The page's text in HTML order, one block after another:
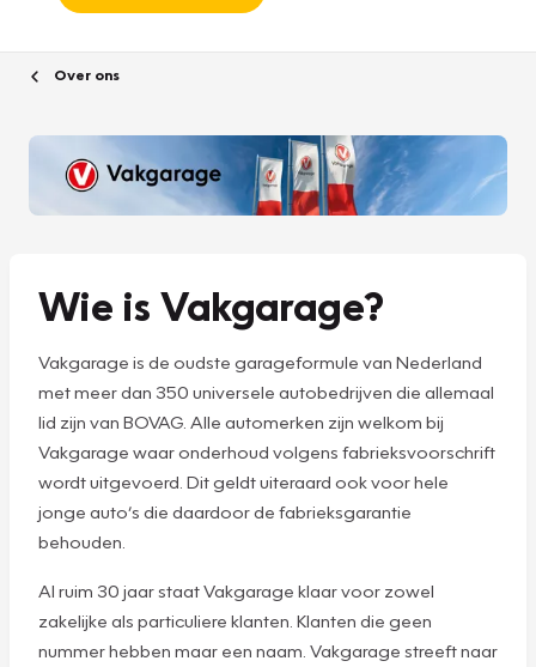
Over ons
Wie is Vakgarage?
Vakgarage is de oudste garageformule van Nederland
met meer dan 350 universele autobedrijven die allemaal
lid zijn van BOVAG. Alle automerken zijn welkom bij
Vakgarage waar onderhoud volgens fabrieksvoorschrift
wordt uitgevoerd. Dit geldt uiteraard ook voor hele
jonge auto’s die daardoor de fabrieksgarantie
behouden.
Al ruim 30 jaar staat Vakgarage klaar voor zowel
zakelijke als particuliere klanten. Klanten die geen
nummer hebben maar een naam. Vakgarage streeft naar